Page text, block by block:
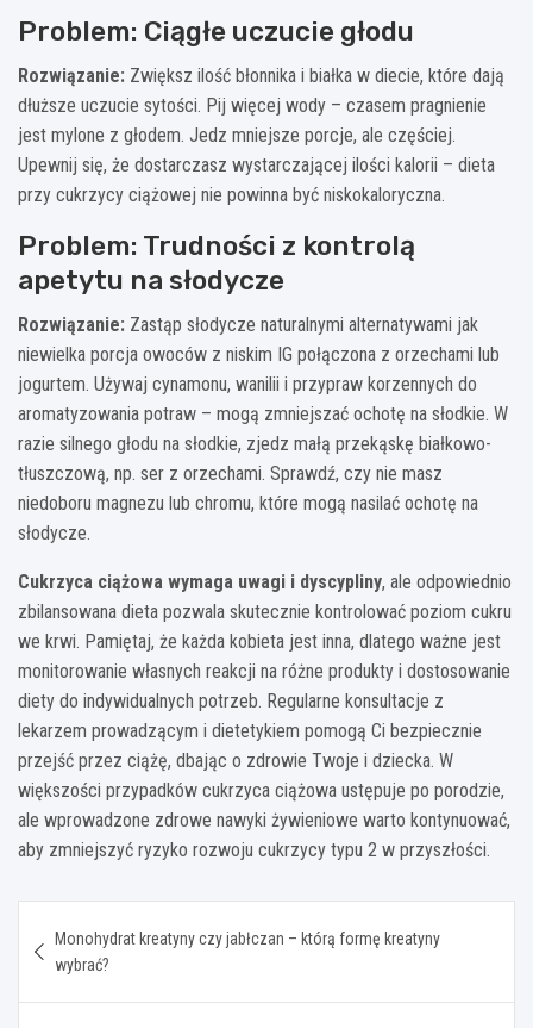
Problem: Ciągłe uczucie głodu
Rozwiązanie: Zwiększ ilość błonnika i białka w diecie, które dają
dłuższe uczucie sytości. Pij więcej wody – czasem pragnienie
jest mylone z głodem. Jedz mniejsze porcje, ale częściej.
Upewnij się, że dostarczasz wystarczającej ilości kalorii – dieta
przy cukrzycy ciążowej nie powinna być niskokaloryczna.
Problem: Trudności z kontrolą
apetytu na słodycze
Rozwiązanie: Zastąp słodycze naturalnymi alternatywami jak
niewielka porcja owoców z niskim IG połączona z orzechami lub
jogurtem. Używaj cynamonu, wanilii i przypraw korzennych do
aromatyzowania potraw – mogą zmniejszać ochotę na słodkie. W
razie silnego głodu na słodkie, zjedz małą przekąskę białkowo-
tłuszczową, np. ser z orzechami. Sprawdź, czy nie masz
niedoboru magnezu lub chromu, które mogą nasilać ochotę na
słodycze.
Cukrzyca ciążowa wymaga uwagi i dyscypliny, ale odpowiednio
zbilansowana dieta pozwala skutecznie kontrolować poziom cukru
we krwi. Pamiętaj, że każda kobieta jest inna, dlatego ważne jest
monitorowanie własnych reakcji na różne produkty i dostosowanie
diety do indywidualnych potrzeb. Regularne konsultacje z
lekarzem prowadzącym i dietetykiem pomogą Ci bezpiecznie
przejść przez ciążę, dbając o zdrowie Twoje i dziecka. W
większości przypadków cukrzyca ciążowa ustępuje po porodzie,
ale wprowadzone zdrowe nawyki żywieniowe warto kontynuować,
aby zmniejszyć ryzyko rozwoju cukrzycy typu 2 w przyszłości.
wpisu
Monohydrat kreatyny czy jabłczan – którą formę kreatyny
wybrać?